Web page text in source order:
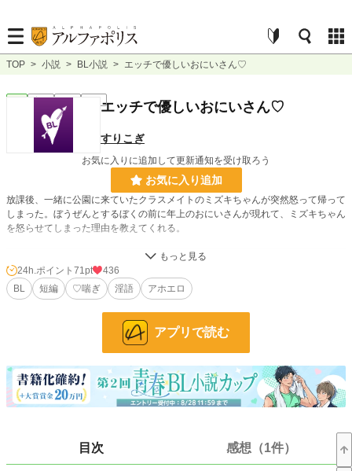
TOP > 小説 > BL小説 > エッチで優しいおにいさん♡
完結 短編 エッチで優しいおにいさん♡
すりこぎ
お気に入りに追加して更新通知を受け取ろう
お気に入り追加
放課後、一緒に公園に来ていたクラスメイトのミズキちゃんが突然怒って帰って
しまった。ぼうぜんとするぼくの前に年上のおにいさんが現れて、ミズキちゃん
を怒らせてしまった理由を教えてくれる。
12,849 位 / 228,743 件
BL 2,893 位 / 31,413 件
文字数 41,735
更新日時 2025.10.10 21:40
2025.10.10 21:40
24h.ポイント 71pt
436
BL
短編 ♡喘ぎ 淫語 アホエロ
アプリで読む
目次 感想（1件）